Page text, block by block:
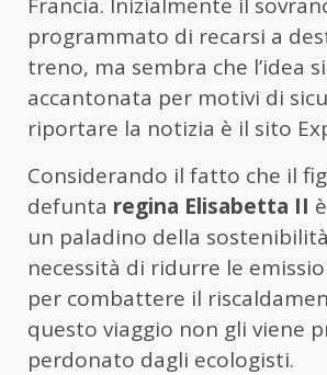
programmato di recarsi a
treno, ma sembra che l’idea
accantonata per motivi di
riportare la notizia è il sito
Considerando il fatto che il
defunta regina Elisabetta II
un paladino della
necessità di ridurre le
per combattere il
questo viaggio non gli viene
perdonato dagli ecologisti.